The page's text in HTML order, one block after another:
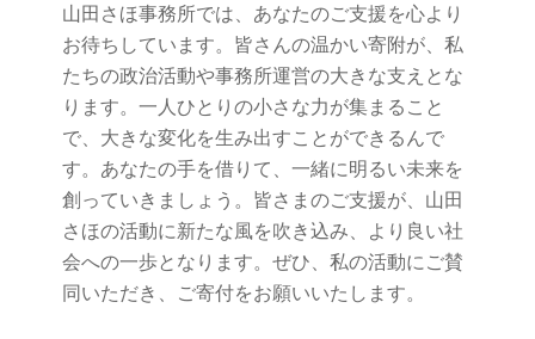
山田さほ事務所では、あなたのご支援を心より
お待ちしています。皆さんの温かい寄附が、私
たちの政治活動や事務所運営の大きな支えとな
ります。一人ひとりの小さな力が集まること
で、大きな変化を生み出すことができるんで
す。あなたの手を借りて、一緒に明るい未来を
創っていきましょう。皆さまのご支援が、山田
さほの活動に新たな風を吹き込み、より良い社
会への一歩となります。ぜひ、私の活動にご賛
同いただき、ご寄付をお願いいたします。